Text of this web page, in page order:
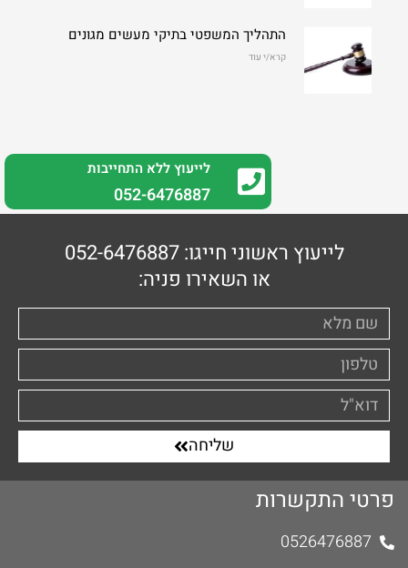
התהליך המשפטי בתיקי מעשים מגונים
קרא/י עוד
לייעוץ ללא התחייבות
052-6476887
לייעוץ ראשוני חייגו: 052-6476887
או השאירו פניה:
שליחה
פרטי התקשרות
0526476887